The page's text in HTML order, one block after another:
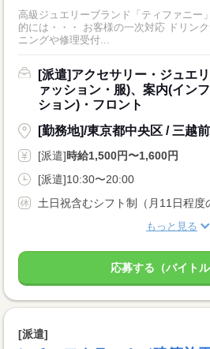
高級ジュエリーブランド「ティファニー
的には・・・ お客様の一次対応 ドリン
ニングや修理受付...
[派遣]アクセサリー・ジュエ
ァッション・服)、案内(イン
ション)・フロント
[勤務地]/東京都中央区 / 三越
[派遣]時給1,500円〜1,600円
[派遣]10:30〜20:00
もっと見る
応募する（バイトル
[派遣]